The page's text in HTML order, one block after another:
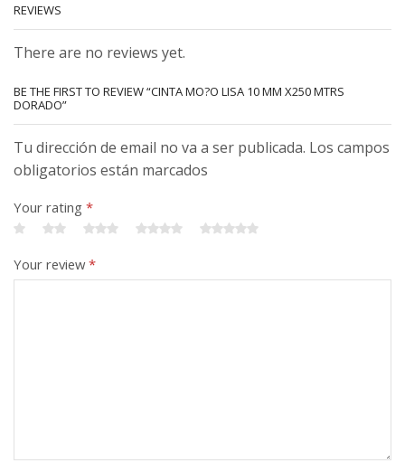
REVIEWS
There are no reviews yet.
BE THE FIRST TO REVIEW “CINTA MO?O LISA 10 MM X250 MTRS
DORADO”
Tu dirección de email no va a ser publicada. Los campos
obligatorios están marcados
Your rating *
Your review*